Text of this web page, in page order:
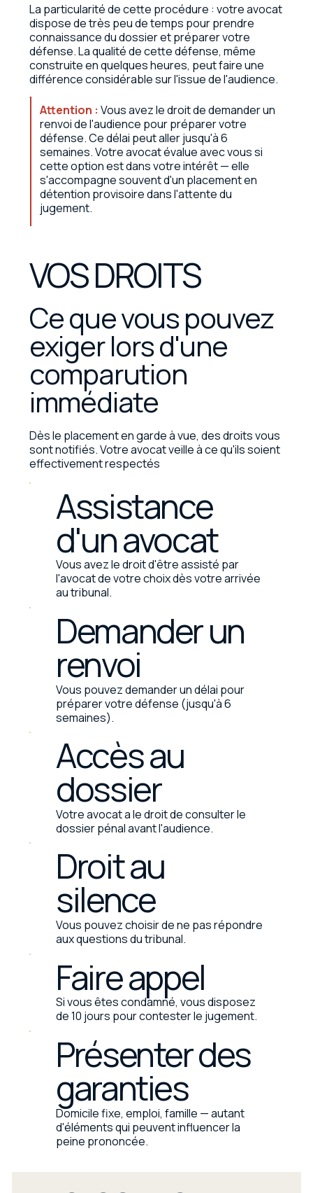
La particularité de cette procédure : votre avocat
dispose de très peu de temps pour prendre
connaissance du dossier et préparer votre
défense. La qualité de cette défense, même
construite en quelques heures, peut faire une
différence considérable sur l'issue de l'audience.
Attention : Vous avez le droit de demander un
renvoi de l'audience pour préparer votre
défense. Ce délai peut aller jusqu'à 6
semaines. Votre avocat évalue avec vous si
cette option est dans votre intérêt — elle
s'accompagne souvent d'un placement en
détention provisoire dans l'attente du
jugement.
VOS DROITS
Ce que vous pouvez
exiger lors d'une
comparution
immédiate
Dès le placement en garde à vue, des droits vous
sont notifiés. Votre avocat veille à ce qu'ils soient
effectivement respectés
Assistance
d'un avocat
Vous avez le droit d'être assisté par
l'avocat de votre choix dès votre arrivée
au tribunal.
Demander un
renvoi
Vous pouvez demander un délai pour
préparer votre défense (jusqu'à 6
semaines).
Accès au
dossier
Votre avocat a le droit de consulter le
dossier pénal avant l'audience.
Droit au
silence
Vous pouvez choisir de ne pas répondre
aux questions du tribunal.
Faire appel
Si vous êtes condamné, vous disposez
de 10 jours pour contester le jugement.
Présenter des
garanties
Domicile fixe, emploi, famille — autant
d'éléments qui peuvent influencer la
peine prononcée.